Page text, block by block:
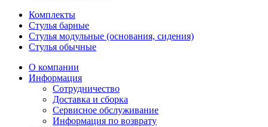
Комплекты
Стулья барные
Стулья модульные (основания, сидения)
Стулья обычные
О компании
Информация
Сотрудничество
Доставка и сборка
Сервисное обслуживание
Информация по возврату